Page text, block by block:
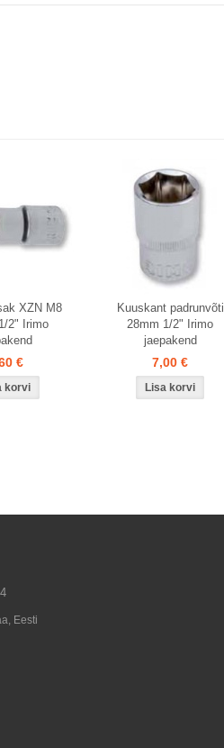
XZN M8
2" Irimo
€
Kuuskant padrunvõti
28mm 1/2" Irimo
jaepakend
7,00 €
, Eesti